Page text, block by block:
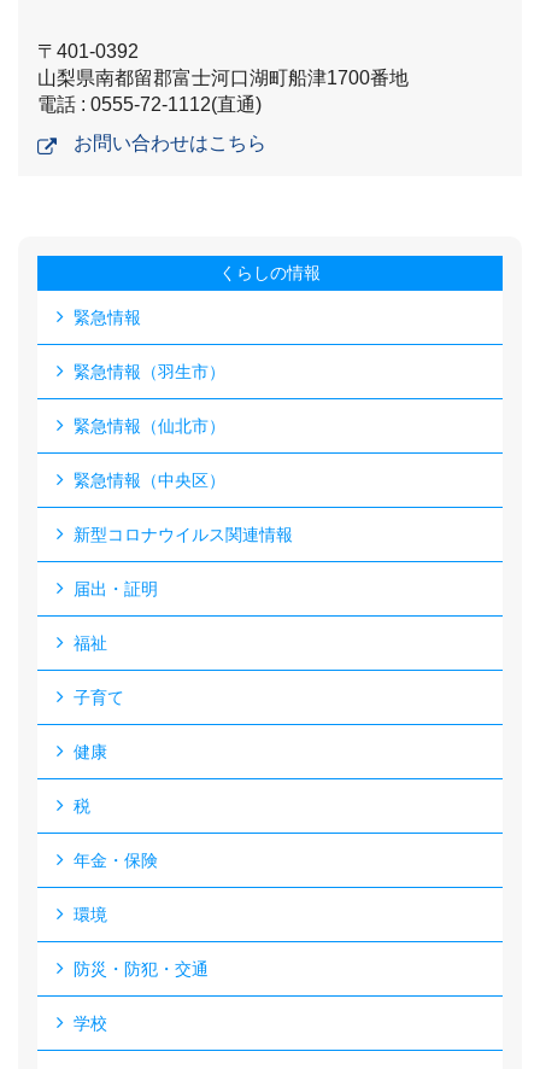
〒401-0392
山梨県南都留郡富士河口湖町船津1700番地
電話 : 0555-72-1112(直通)
お問い合わせはこちら
くらしの情報
緊急情報
緊急情報（羽生市）
緊急情報（仙北市）
緊急情報（中央区）
新型コロナウイルス関連情報
届出・証明
福祉
子育て
健康
税
年金・保険
環境
防災・防犯・交通
学校